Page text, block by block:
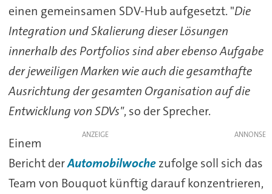
einen gemeinsamen SDV-Hub aufgesetzt. "Die
Integration und Skalierung dieser Lösungen
innerhalb des Portfolios sind aber ebenso Aufgabe
der jeweiligen Marken wie auch die gesamthafte
Ausrichtung der gesamten Organisation auf die
Entwicklung von SDVs", so der Sprecher.
ANZEIGE
Einem
Bericht derAutomobilwochezufolge soll sich das
Team von Bouquot künftig darauf konzentrieren,